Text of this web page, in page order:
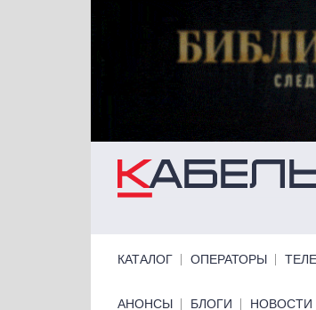
КАТАЛОГ ОПЕРАТОРЫ
Primary links bottom
АНОНСЫ БЛОГИ НОВОСТИ